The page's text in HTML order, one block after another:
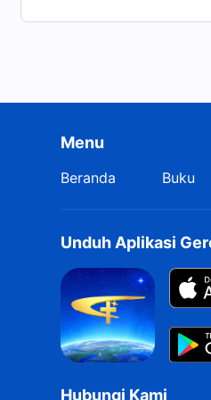
Menu
Beranda Buku
Unduh Aplikasi
Hubungi Kami